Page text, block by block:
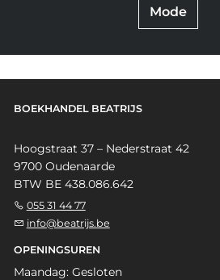
Mode
BOEKHANDEL BEATRIJS
Hoogstraat 37 – Nederstraat 42
9700 Oudenaarde
BTW BE 438.086.642
055 31 44 77
info@beatrijs.be
OPENINGSUREN
Maandag: Gesloten